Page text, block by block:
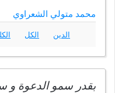
محمد متولي الشعراوي
الدين الكل
بقدر سمو الدعوة و